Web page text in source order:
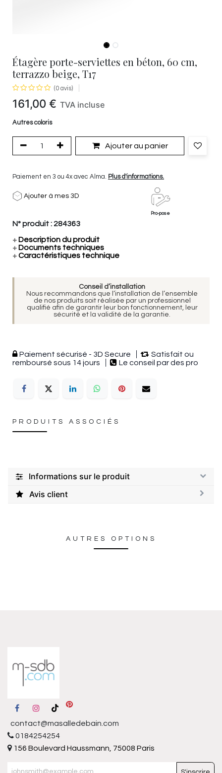
Étagère porte-serviettes en béton, 60 cm,
terrazzo beige, T17
(0 avis)
161,00 € TVA incluse
Autres coloris
Ajouter au panier
Paiement en 3 ou 4x avec Alma. Plus d'informations.
Ajouter à mes 3D
Pro-pose
N° produit : 284363
+ Description du produit
+ Documents techniques
+Caractéristiques technique
Conseil d’installation
Nous recommandons que l’installation de l’ensemble
de nos produits soit réalisée par un professionnel
qualifié afin de garantir leur bon fonctionnement, leur
sécurité et la validité de la garantie.
Paiement sécurisé - 3D Secure
Satisfait ou
remboursé sous 14 jours
Le conseil par des pro
PRODUITS ASSOCIÉS
Informations sur le produit
Avis client
AUTRES OPTIONS
contact@masalledebain.com
0184254254
156 Boulevard Haussmann, 75008 Paris